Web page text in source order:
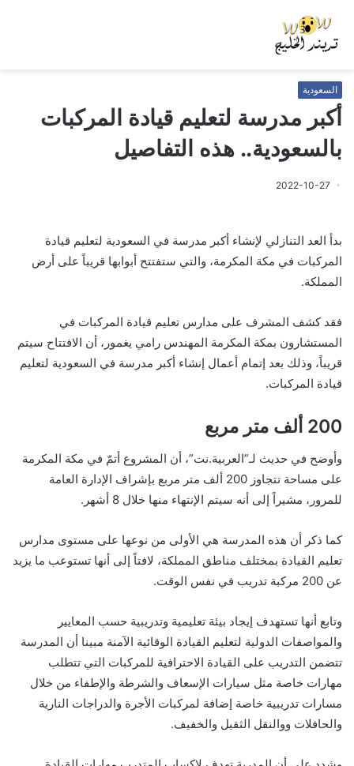
السعودية
أكبر مدرسة لتعليم قيادة المركبات
بالسعودية.. هذه التفاصيل
2022-10-27
بدأ العد التنازلي لإنشاء أكبر مدرسة في السعودية لتعليم قيادة
المركبات في مكة المكرمة، والتي ستفتتح أبوابها قريباً على أرض
المملكة.
فقد كشف المشرف على مدارس تعليم قيادة المركبات في
المستشارون بمكة المكرمة المهندس رامي يغمور، أن الافتتاح سيتم
قريباً، وذلك بعد إتمام أعمال إنشاء أكبر مدرسة في السعودية لتعليم
قيادة المركبات.
200 ألف متر مربع
وأوضح في حديث لـ”العربية.نت”، أن المشروع أتمّ في مكة المكرمة
على مساحة تتجاوز 200 ألف متر مربع بإشراف الإدارة العامة
للمرور، مشيراً إلى أنه سيتم الإنتهاء منها خلال 8 أشهر.
كما ذكر أن هذه المدرسة هي الأولى من نوعها على مستوى مدارس
تعليم القيادة بمختلف مناطق المملكة، لافتاً إلى أنها تستوعب ما يزيد
عن 200 مركبة تدريب في نفس الوقت.
وتابع أنها تستهدف إيجاد بيئة تعليمية وتدريبية حسب المعايير
والمواصفات الدولية لتعليم القيادة الوقائية الآمنة مبينا أن المدرسة
تتضمن التدريب على القيادة الاحترافية للمركبات التي تتطلب
مهارات خاصة مثل سيارات الإسعاف والشرطة والإطفاء من خلال
مسارات تدريبية خاصة إضافة لمركبات الأجرة والدراجات النارية
والحافلات ووالنقل الثقيل والخفيف.